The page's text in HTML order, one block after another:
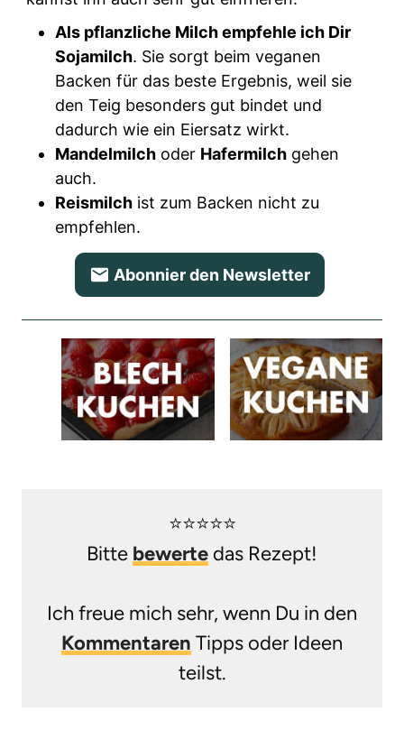
Als pflanzliche Milch empfehle ich Dir
Sojamilch. Sie sorgt beim veganen
Backen für das beste Ergebnis, weil sie
den Teig besonders gut bindet und
dadurch wie ein Eiersatz wirkt.
Mandelmilch oder Hafermilch gehen
auch.
Reismilch ist zum Backen nicht zu
empfehlen.
Abonnier den Newsletter
⭐⭐⭐⭐⭐
Bitte bewerte das Rezept!
Ich freue mich sehr, wenn Du in den
Kommentaren Tipps oder Ideen
teilst.